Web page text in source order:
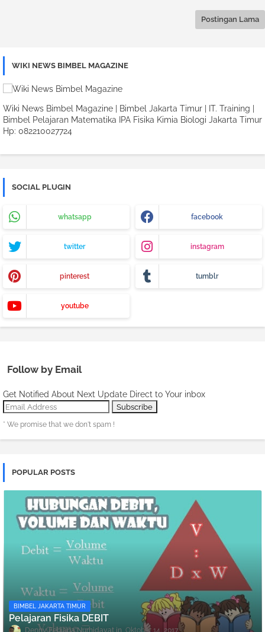
Postingan Lama
WIKI NEWS BIMBEL MAGAZINE
Wiki News Bimbel Magazine | Bimbel Jakarta Timur | IT. Training |
Bimbel Pelajaran Matematika IPA Fisika Kimia Biologi Jakarta Timur
Hp: 082210027724
SOCIAL PLUGIN
whatsapp facebook
twitter instagram
pinterest tumblr
youtube
Follow by Email
Get Notified About Next Update Direct to Your inbox
* We promise that we don't spam !
POPULAR POSTS
BIMBEL JAKARTA TIMUR
Pelajaran Fisika DEBIT
Denny Febiana Nurhidayat Oktober 14, 2017